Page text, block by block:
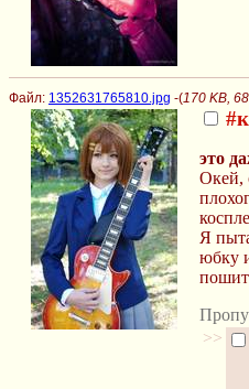
Файл: 1352631765810.jpg -(170 KB,
это
Окей,
Я
юбку
>>